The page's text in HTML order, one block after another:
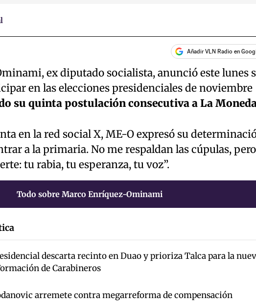
Añadir VLN Radio en
ex diputado socialista, anunció este lunes
en las elecciones presidenciales de noviembre
su quinta postulación consecutiva a La
en la red social X, ME-O expresó su
a la primaria. No me respaldan las cúpulas, pero
tu rabia, tu esperanza, tu voz”.
Todo sobre Marco Enríquez-Ominami
descarta recinto en Duao y prioriza Talca para la
de Carabineros
arremete contra megarreforma de compensación